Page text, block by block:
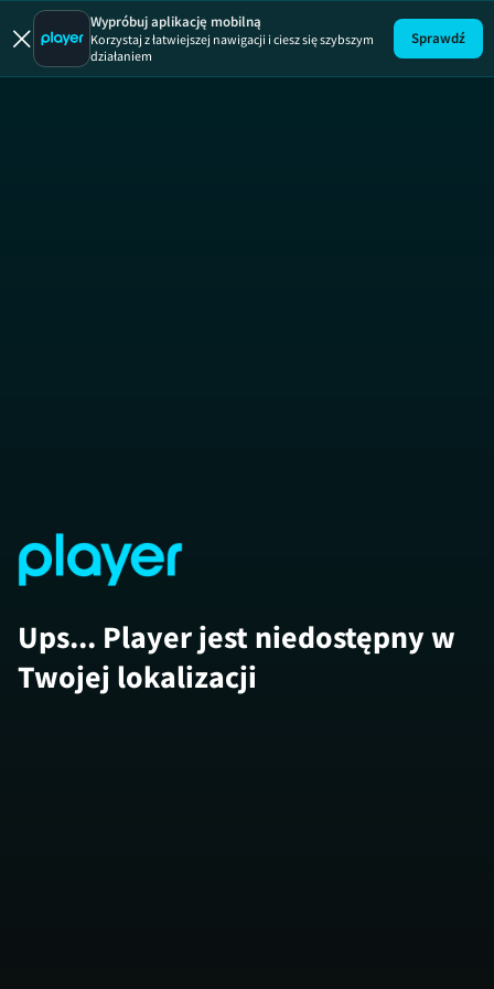
Kryminalne
Wypróbuj aplikację mobilną
Korzystaj z łatwiejszej nawigacji i ciesz się szybszym
działaniem
Sprawdź
Ups... Player jest niedostępny w
Twojej lokalizacji